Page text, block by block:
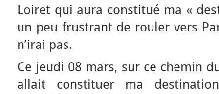
Loiret qui aura constitué ma «
un peu frustrant de rouler vers
n’irai pas.
Ce jeudi 08 mars, sur ce chemin
allait constituer ma